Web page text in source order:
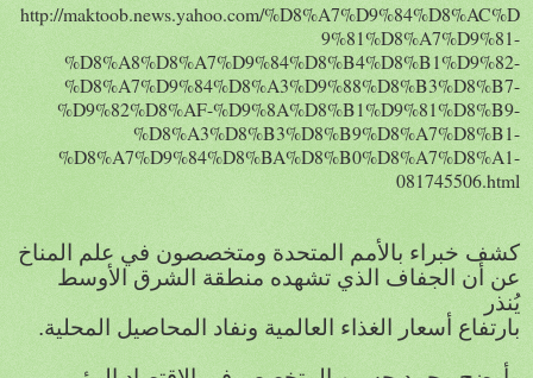
http://maktoob.news.yahoo.com/%D8%A7%D9%84%D8%AC%D
9%81%D8%A7%D9%81-
%D8%A8%D8%A7%D9%84%D8%B4%D8%B1%D9%82-
%D8%A7%D9%84%D8%A3%D9%88%D8%B3%D8%B7-
%D9%82%D8%AF-%D9%8A%D8%B1%D9%81%D8%B9-
%D8%A3%D8%B3%D8%B9%D8%A7%D8%B1-
%D8%A7%D9%84%D8%BA%D8%B0%D8%A7%D8%A1-
081745506.html
كشف خبراء بالأمم المتحدة ومتخصصون في علم المناخ
عن أن الجفاف الذي تشهده منطقة الشرق الأوسط
يُنذر
.بارتفاع أسعار الغذاء العالمية ونفاد المحاصيل المحلية